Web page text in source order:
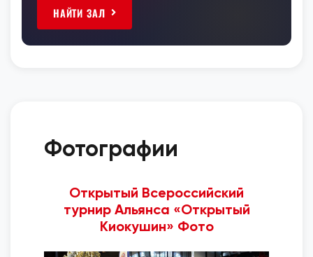
НАЙТИ ЗАЛ
Фотографии
Открытый Всероссийский
турнир Альянса «Открытый
Киокушин» Фото